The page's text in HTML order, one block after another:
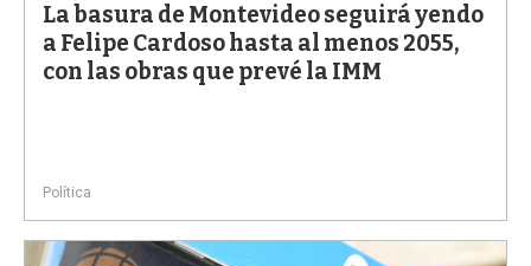
La basura de Montevideo seguirá yendo
a Felipe Cardoso hasta al menos 2055,
con las obras que prevé la IMM
Política